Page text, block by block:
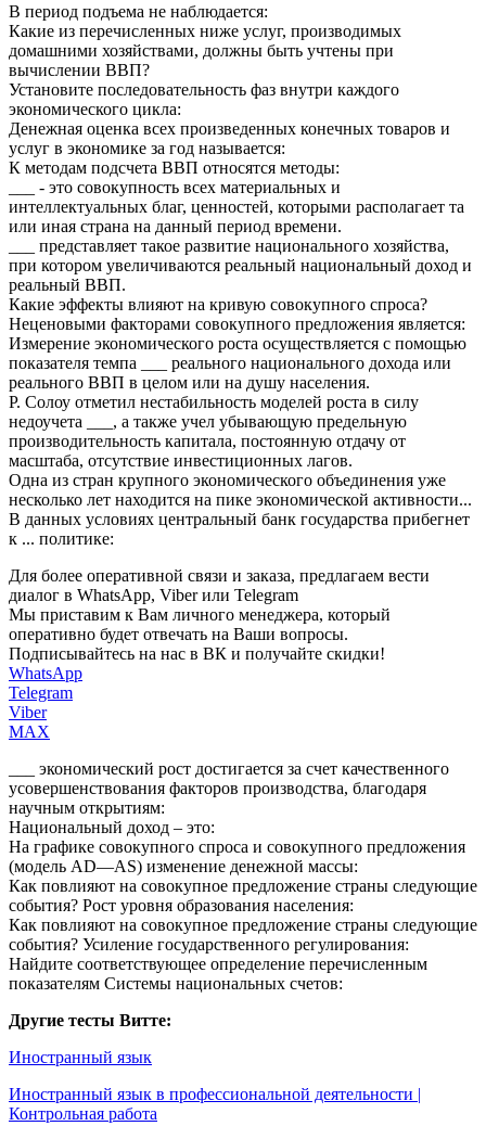
В период подъема не наблюдается:
Какие из перечисленных ниже услуг, производимых
домашними хозяйствами, должны быть учтены при
вычислении ВВП?
Установите последовательность фаз внутри каждого
экономического цикла:
Денежная оценка всех произведенных конечных товаров и
услуг в экономике за год называется:
К методам подсчета ВВП относятся методы:
___ - это совокупность всех материальных и
интеллектуальных благ, ценностей, которыми располагает та
или иная страна на данный период времени.
___ представляет такое развитие национального хозяйства,
при котором увеличиваются реальный национальный доход и
реальный ВВП.
Какие эффекты влияют на кривую совокупного спроса?
Неценовыми факторами совокупного предложения является:
Измерение экономического роста осуществляется с помощью
показателя темпа ___ реального национального дохода или
реального ВВП в целом или на душу населения.
Р. Солоу отметил нестабильность моделей роста в силу
недоучета ___, а также учел убывающую предельную
производительность капитала, постоянную отдачу от
масштаба, отсутствие инвестиционных лагов.
Одна из стран крупного экономического объединения уже
несколько лет находится на пике экономической активности...
В данных условиях центральный банк государства прибегнет
к ... политике:
Для более оперативной связи и заказа, предлагаем вести
диалог в WhatsApp, Viber или Telegram
Мы приставим к Вам личного менеджера, который
оперативно будет отвечать на Ваши вопросы.
Подписывайтесь на нас в ВК и получайте скидки!
WhatsApp
Telegram
Viber
MAX
___ экономический рост достигается за счет качественного
усовершенствования факторов производства, благодаря
научным открытиям:
Национальный доход – это:
На графике совокупного спроса и совокупного предложения
(модель AD—AS) изменение денежной массы:
Как повлияют на совокупное предложение страны следующие
события? Рост уровня образования населения:
Как повлияют на совокупное предложение страны следующие
события? Усиление государственного регулирования:
Найдите соответствующее определение перечисленным
показателям Системы национальных счетов:
Другие тесты Витте:
Иностранный язык
Иностранный язык в профессиональной деятельности |
Контрольная работа